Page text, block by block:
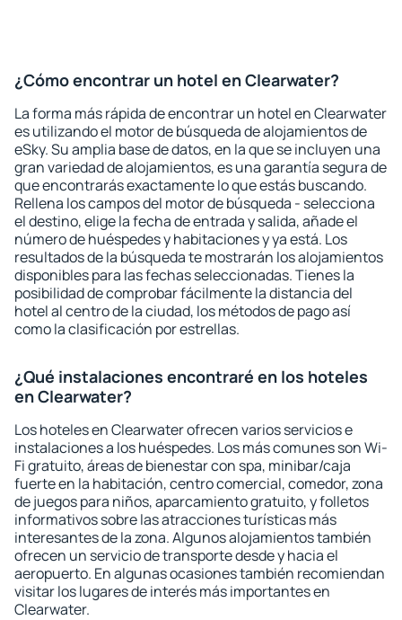
¿Cómo encontrar un hotel en Clearwater?
La forma más rápida de encontrar un hotel en Clearwater
es utilizando el motor de búsqueda de alojamientos de
eSky. Su amplia base de datos, en la que se incluyen una
gran variedad de alojamientos, es una garantía segura de
que encontrarás exactamente lo que estás buscando.
Rellena los campos del motor de búsqueda - selecciona
el destino, elige la fecha de entrada y salida, añade el
número de huéspedes y habitaciones y ya está. Los
resultados de la búsqueda te mostrarán los alojamientos
disponibles para las fechas seleccionadas. Tienes la
posibilidad de comprobar fácilmente la distancia del
hotel al centro de la ciudad, los métodos de pago así
como la clasificación por estrellas.
¿Qué instalaciones encontraré en los hoteles
en Clearwater?
Los hoteles en Clearwater ofrecen varios servicios e
instalaciones a los huéspedes. Los más comunes son Wi-
Fi gratuito, áreas de bienestar con spa, minibar/caja
fuerte en la habitación, centro comercial, comedor, zona
de juegos para niños, aparcamiento gratuito, y folletos
informativos sobre las atracciones turísticas más
interesantes de la zona. Algunos alojamientos también
ofrecen un servicio de transporte desde y hacia el
aeropuerto. En algunas ocasiones también recomiendan
visitar los lugares de interés más importantes en
Clearwater.